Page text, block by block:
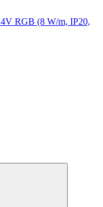
RGB (8 W/m, IP20,